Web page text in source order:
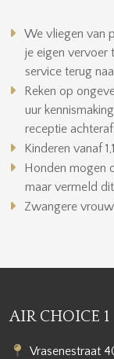
We vliegen van
je eigen vervoer
service terug
Reken op
uur
receptie achteraf.
Kinderen vanaf
Honden mogen
maar vermeld
Zwangere
AIR CHOICE 1
Vrasenestraat